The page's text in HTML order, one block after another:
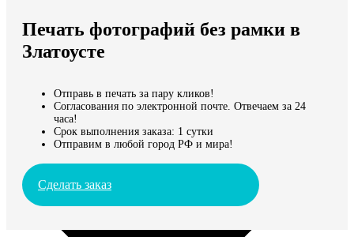
Мы доставляем по всему миру
Продолжить без города
Печать фотографий без рамки в
Златоусте
Отправь в печать за пару кликов!
Согласования по электронной почте. Отвечаем за 24
часа!
Срок выполнения заказа: 1 сутки
Отправим в любой город РФ и мира!
Сделать заказ